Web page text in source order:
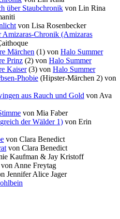
über Staubchronik von Lin Rina
von Lisa Rosenbecker
Amizaras-Chronik (Amizaras
Märchen (1) von Halo Summer
Prinz (2) von Halo Summer
Kaiser(3) von Halo Summer
Phobie (Hipster-Märchen 2) von
aus Rauch und Gold von Ava
von Mia Faber
der Wälder 1) von Erin
von Clara Benedict
von Clara Benedict
Kaufman & Jay Kristoff
Anne Freytag
Jennifer Alice Jager